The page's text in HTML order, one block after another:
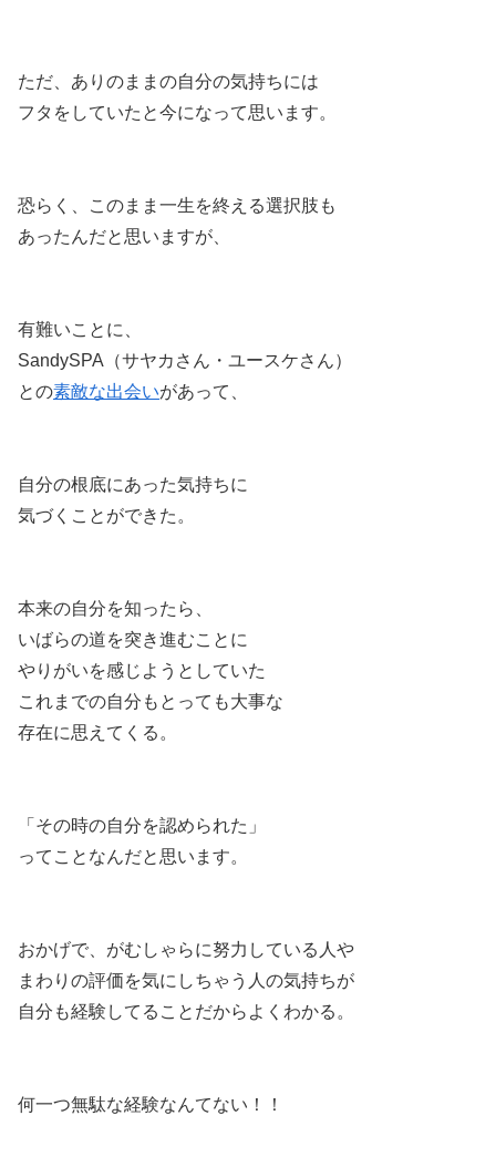
ただ、ありのままの自分の気持ちには
フタをしていたと今になって思います。
恐らく、このまま一生を終える選択肢も
あったんだと思いますが、
有難いことに、
SandySPA（サヤカさん・ユースケさん）
との素敵な出会いがあって、
自分の根底にあった気持ちに
気づくことができた。
本来の自分を知ったら、
いばらの道を突き進むことに
やりがいを感じようとしていた
これまでの自分もとっても大事な
存在に思えてくる。
「その時の自分を認められた」
ってことなんだと思います。
おかげで、がむしゃらに努力している人や
まわりの評価を気にしちゃう人の気持ちが
自分も経験してることだからよくわかる。
何一つ無駄な経験なんてない！！